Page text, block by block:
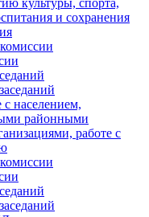
культуры, спорта,
и сохранения
населением,
районными
работе с